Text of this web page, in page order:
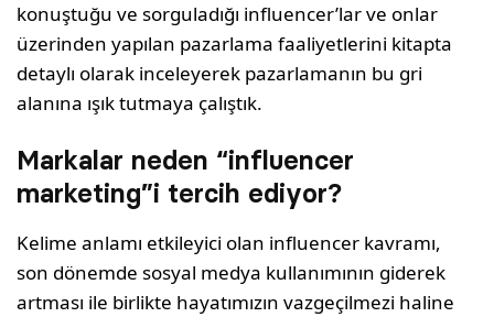
konuştuğu ve sorguladığı influencer’lar ve onlar
üzerinden yapılan pazarlama faaliyetlerini kitapta
detaylı olarak inceleyerek pazarlamanın bu gri
alanına ışık tutmaya çalıştık.
Markalar neden “influencer
marketing”i tercih ediyor?
Kelime anlamı etkileyici olan influencer kavramı,
son dönemde sosyal medya kullanımının giderek
artması ile birlikte hayatımızın vazgeçilmezi haline